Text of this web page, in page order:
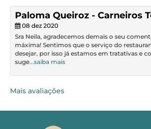
Paloma Queiroz - Carneiros
08 dez 2020
Sra Neila, agradecemos demais o seu
máxima! Sentimos que o serviço do
desejar, por isso já estamos em tratativas e
suge...saiba mais
Mais avaliações